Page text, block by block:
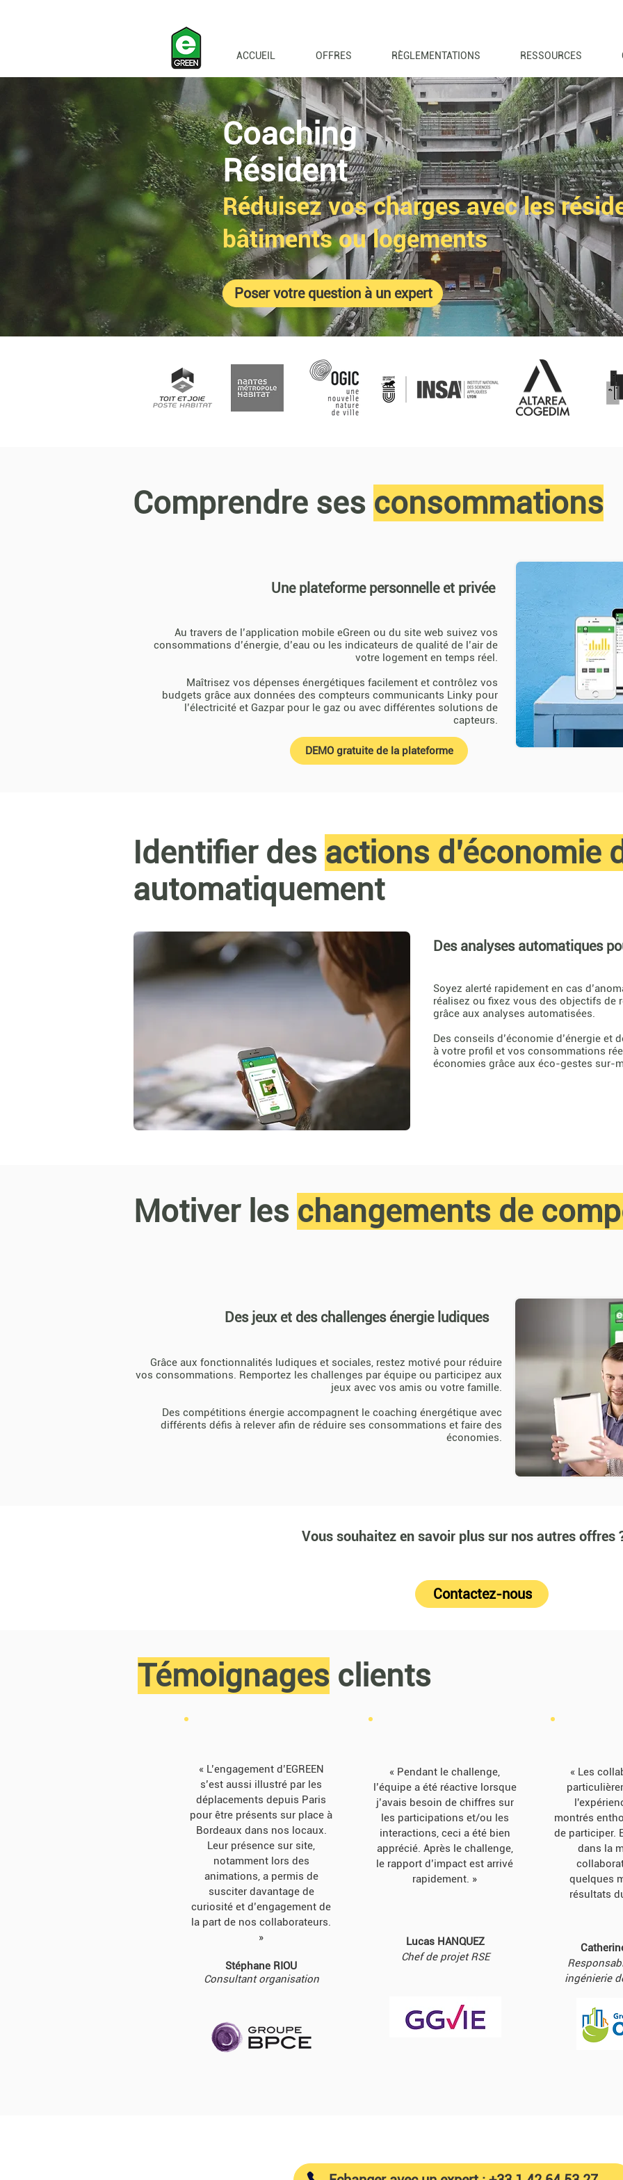
ACCUEIL OFFRES RÈGLEMENTATIONS RESSOURCES
Coaching
Résident
Réduisez vos charges avec les
bâtiments ou logements
Poser votre question à un expert
Comprendre ses consommations
Une plateforme personnelle et privée
Au travers de l’application mobile eGreen ou du site web suivez vos
consommations d’énergie, d’eau ou les indicateurs de qualité de l’air de
votre logement en temps réel.
Maîtrisez vos dépenses énergétiques facilement et contrôlez vos
budgets grâce aux données des compteurs communicants Linky pour
l’électricité et Gazpar pour le gaz ou avec différentes solutions de
capteurs.
DEMO gratuite de la plateforme
Identifier des actions d’économie
automatiquement
Des analyses automatiques
Soyez alerté rapidement en cas
réalisez ou fixez vous des objectifs
grâce aux analyses automatisées.
Des conseils d’économie d’énergie
à votre profil et vos consommations
économies grâce aux éco-gestes sur-
Motiver les changements de
Des jeux et des challenges énergie ludiques
Grâce aux fonctionnalités ludiques et sociales, restez motivé pour réduire
vos consommations. Remportez les challenges par équipe ou participez aux
jeux avec vos amis ou votre famille.
Des compétitions énergie accompagnent le coaching énergétique avec
différents défis à relever afin de réduire ses consommations et faire des
économies.
Vous souhaitez en savoir plus sur nos autres offres
Contactez-nous
Témoignages clients
« L’engagement d’EGREEN
s’est aussi illustré par les
déplacements depuis Paris
pour être présents sur place à
Bordeaux dans nos locaux.
Leur présence sur site,
notamment lors des
animations, a permis de
susciter davantage de
curiosité et d’engagement de
la part de nos collaborateurs.
»
Stéphane RIOU
Consultant organisation
« Pendant le challenge,
l’équipe a été réactive lorsque
j’avais besoin de chiffres sur
les participations et/ou les
interactions, ceci a été bien
apprécié. Après le challenge,
le rapport d’impact est arrivé
rapidement. »
Lucas HANQUEZ
Chef de projet RSE
« Les
montrés
de participer.
dans la
quelques
résultats
ingénierie